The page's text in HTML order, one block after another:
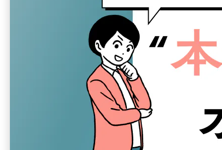
💡この資料でこんなことが分かります
オフィスのオシャレの考え方
テーマ別にみる、オシャレなオフィスの事例
"本当に"オシャレなオフィスをつくるポイン